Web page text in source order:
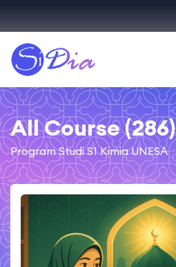
ID
All Course (286)
Program Studi S1 Kimia UNESA